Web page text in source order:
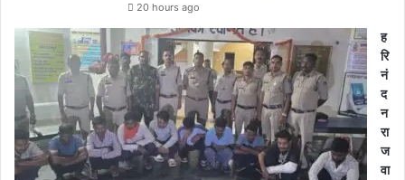
20 hours ago
ह
रि
नं
द
न
रा
ज
वा